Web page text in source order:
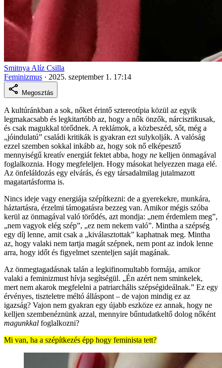
Smitnya Alíz Csilla
Feminizmus · 2025. szeptember 1. 17:14
Megosztás
A kultúránkban a sok, nőket érintő sztereotípia közül az egyik
legmakacsabb és legkitartóbb az, hogy a nők önzők, nárcisztikusak,
és csak magukkal törődnek. A reklámok, a közbeszéd, sőt, még a
„jóindulatú” családi kritikák is gyakran ezt sulykolják. A valóság
ezzel szemben sokkal inkább az, hogy sok nő elképesztő
mennyiségű kreatív energiát fektet abba, hogy ne kelljen önmagával
foglalkoznia. Hogy megfeleljen. Hogy másokat helyezzen maga elé.
Az önfeláldozás egy elvárás, és egy társadalmilag jutalmazott
magatartásforma is.
Nincs ideje vagy energiája szépítkezni: de a gyerekekre, munkára,
háztartásra, érzelmi támogatásra bezzeg van. Amikor mégis szóba
kerül az önmagával való törődés, azt mondja: „nem érdemlem meg”,
„nem vagyok elég szép”, „ez nem nekem való”. Mintha a szépség
egy díj lenne, amit csak a „kiválasztottak” kaphatnak meg. Mintha
az, hogy valaki nem tartja magát szépnek, nem pont az indok lenne
arra, hogy időt és figyelmet szenteljen saját magának.
Az önmegtagadásnak talán a legkifinomultabb formája, amikor
valaki a feminizmust hívja segítségül. „Én azért nem sminkelek,
mert nem akarok megfelelni a patriarchális szépségideálnak.” Ez egy
érvényes, tiszteletre méltó álláspont – de vajon mindig ez az
igazság? Vajon nem gyakran egy újabb eszköze ez annak, hogy ne
kelljen szembenéznünk azzal, mennyire bűntudatkeltő dolog nőként
magunkkal foglalkozni?
Mi van, ha a szépítkezés épp hogy feminista tett?